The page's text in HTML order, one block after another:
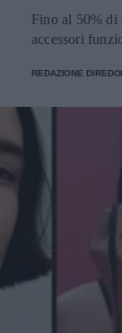
Fino al 50% di
accessori
REDAZIONE